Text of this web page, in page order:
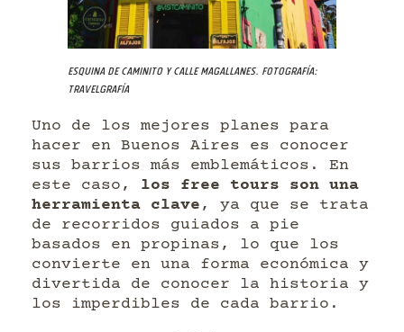
Esquina de Caminito y calle Magallanes. Fotografía:
Travelgrafía
Uno de los mejores planes para
hacer en Buenos Aires es conocer
sus barrios más emblemáticos. En
este caso, los free tours son una
herramienta clave , ya que se trata
de recorridos guiados a pie
basados en propinas, lo que los
convierte en una forma económica y
divertida de conocer la historia y
los imperdibles de cada barrio.